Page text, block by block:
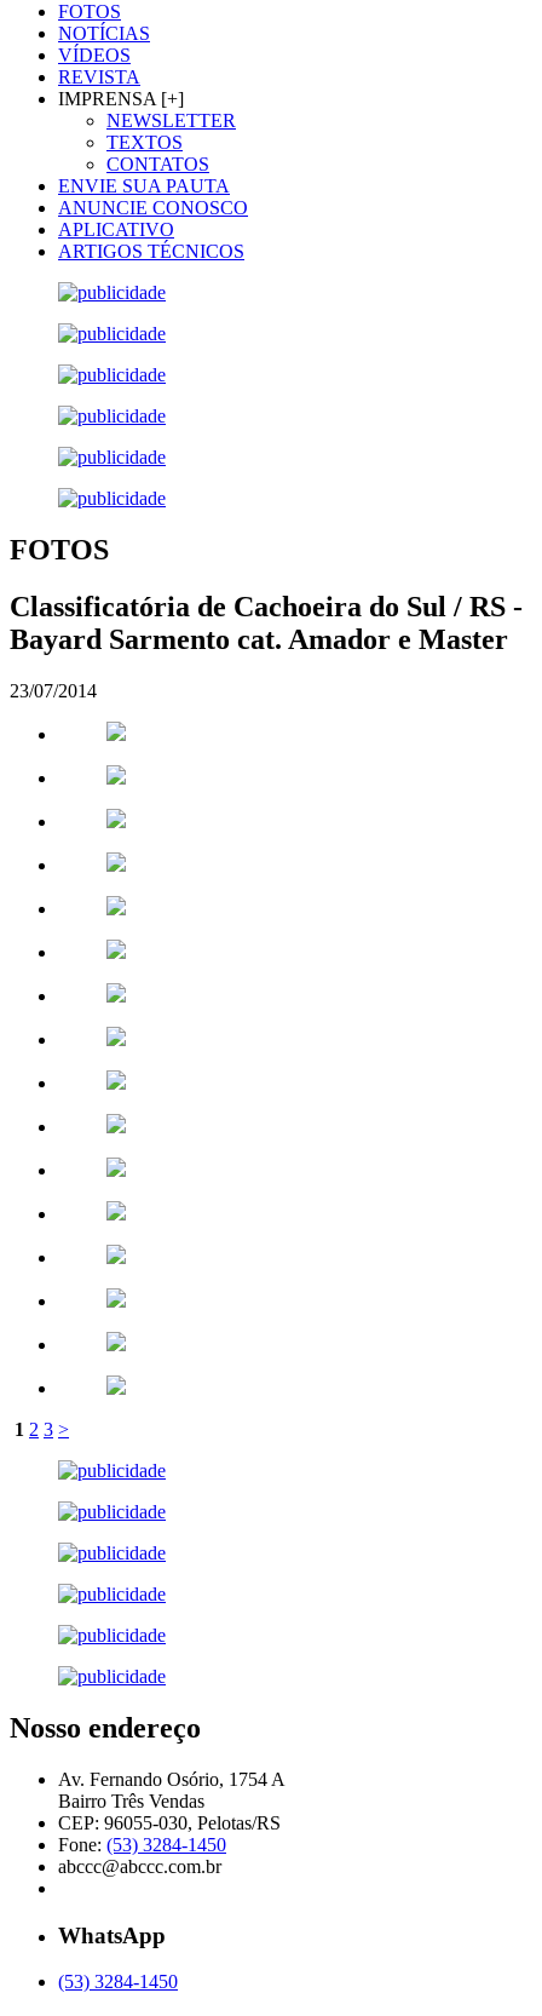
FOTOS
NOTÍCIAS
VÍDEOS
REVISTA
IMPRENSA [+]
NEWSLETTER
TEXTOS
CONTATOS
ENVIE SUA PAUTA
ANUNCIE CONOSCO
APLICATIVO
ARTIGOS TÉCNICOS
FOTOS
Classificatória de Cachoeira do Sul / RS -
Bayard Sarmento cat. Amador e Master
23/07/2014
1 2 3 >
Nosso endereço
Av. Fernando Osório, 1754 A
Bairro Três Vendas
CEP: 96055-030, Pelotas/RS
Fone: (53) 3284-1450
abccc@abccc.com.br
WhatsApp
(53) 3284-1450